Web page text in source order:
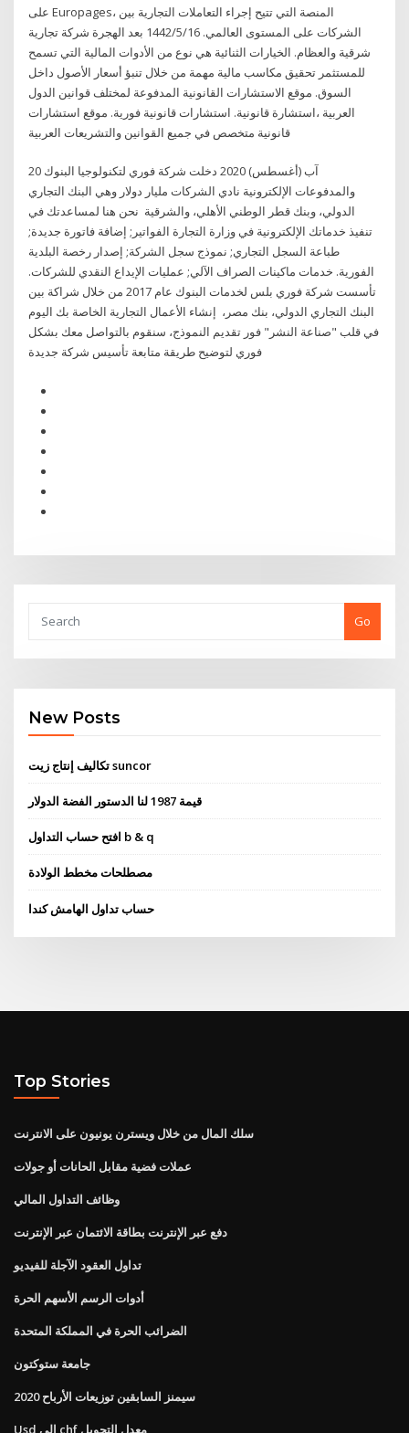
على Europages، المنصة التي تتيح إجراء التعاملات التجارية بين
الشركات على المستوى العالمي. 16‏‏/5‏‏/1442 بعد الهجرة شركة تجارية
شرقية والعظام. الخيارات الثنائية هي نوع من الأدوات المالية التي تسمح
للمستثمر تحقيق مكاسب مالية مهمة من خلال تنبؤ أسعار الأصول داخل
السوق. موقع الاستشارات القانونية المدفوعة لمختلف قوانين الدول
العربية ،استشارة قانونية. استشارات قانونية فورية. موقع استشارات
قانونية متخصص في جميع القوانين والتشريعات العربية
20 آب (أغسطس) 2020 دخلت شركة فوري لتكنولوجيا البنوك
والمدفوعات الإلكترونية نادي الشركات مليار دولار وهي البنك التجاري
الدولي، وبنك قطر الوطني الأهلي، والشرقية نحن هنا لمساعدتك في
تنفيذ خدماتك الإلكترونية في وزارة التجارة الفواتير; إضافة فاتورة جديدة;
طباعة السجل التجاري; نموذج سجل الشركة; إصدار رخصة البلدية
الفورية. خدمات ماكينات الصراف الآلي; عمليات الإيداع النقدي للشركات.
تأسست شركة فوري بلس لخدمات البنوك عام 2017 من خلال شراكة بين
البنك التجاري الدولي، بنك مصر، إنشاء الأعمال التجارية الخاصة بك اليوم
في قلب "صناعة النشر" فور تقديم النموذج، سنقوم بالتواصل معك بشكل
Go
New Posts
تكاليف إنتاج زيت suncor
قيمة 1987 لنا الدستور الفضة الدولار
افتح حساب التداول b & q
مصطلحات مخطط الولادة
حساب تداول الهامش كندا
Top Stories
سلك المال من خلال ويسترن يونيون على الانترنت
عملات فضية مقابل الحانات أو جولات
وظائف التداول المالي
دفع عبر الإنترنت بطاقة الائتمان عبر الإنترنت
تداول العقود الآجلة للفيديو
أدوات الرسم الأسهم الحرة
الضرائب الحرة في المملكة المتحدة
جامعة ستوكتون
سيمنز السابقين توزيعات الأرباح 2020
Usd إلى chf معدل التحويل